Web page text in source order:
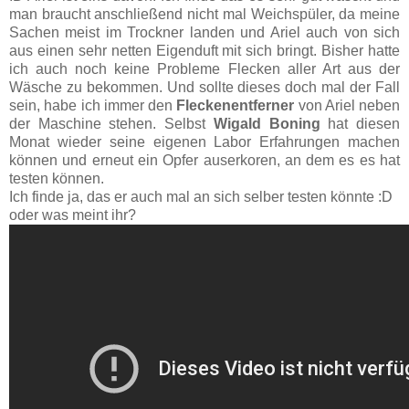
man braucht anschließend nicht mal Weichspüler, da meine
Sachen meist im Trockner landen und Ariel auch von sich
aus einen sehr netten Eigenduft mit sich bringt. Bisher hatte
ich auch noch keine Probleme Flecken aller Art aus der
Wäsche zu bekommen. Und sollte dieses doch mal der Fall
sein, habe ich immer den Fleckenentferner von Ariel neben
der Maschine stehen. Selbst Wigald Boning hat diesen
Monat wieder seine eigenen Labor Erfahrungen machen
können und erneut ein Opfer auserkoren, an dem es es hat
testen können.
Ich finde ja, das er auch mal an sich selber testen könnte :D
oder was meint ihr?